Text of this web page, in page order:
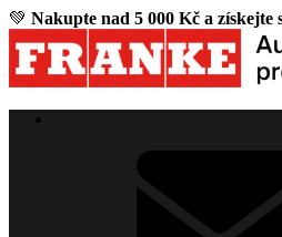
💚 Nakupte nad 5 000 Kč a získejte